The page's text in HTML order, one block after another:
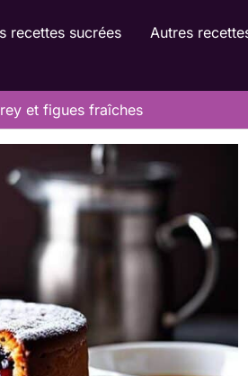
recettes sucrées Autres
et figues fraîches